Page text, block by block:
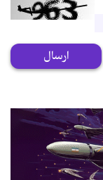
ارسال